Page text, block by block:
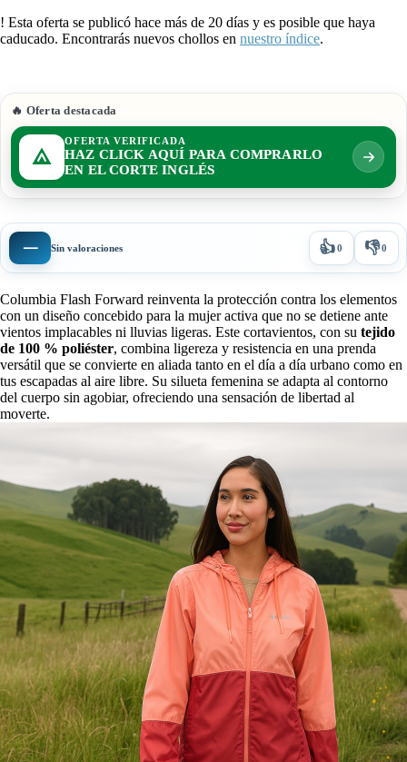
! Esta oferta se publicó hace más de 20 días y es posible que haya
caducado. Encontrarás nuevos chollos en nuestro índice.
🔥 Oferta destacada
OFERTA VERIFICADA
HAZ CLICK AQUÍ PARA COMPRARLO
EN EL CORTE INGLÉS
— Sin valoraciones 👍0 👎0
Columbia Flash Forward reinventa la protección contra los elementos
con un diseño concebido para la mujer activa que no se detiene ante
vientos implacables ni lluvias ligeras. Este cortavientos, con su tejido
de 100 % poliéster, combina ligereza y resistencia en una prenda
versátil que se convierte en aliada tanto en el día a día urbano como en
tus escapadas al aire libre. Su silueta femenina se adapta al contorno
del cuerpo sin agobiar, ofreciendo una sensación de libertad al
moverte.